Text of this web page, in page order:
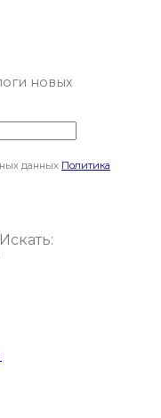
новых
данных Политика
Искать: